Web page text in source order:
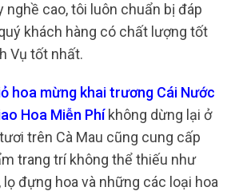
nghề cao, tôi luôn chuẩn bị đáp
khách hàng có chất lượng tốt
Vụ tốt nhất.
hoa mừng khai trương Cái Nước
Hoa Miễn Phíkhông dừng lại ở
trên Cà Mau cũng cung cấp
trang trí không thể thiếu như
lọ đựng hoa và những các loại hoa